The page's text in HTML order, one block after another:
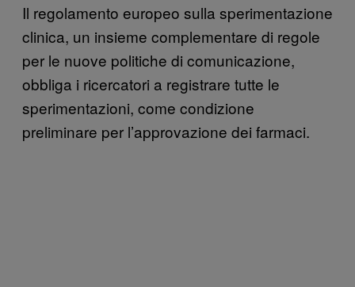
Il regolamento europeo sulla sperimentazione
clinica, un insieme complementare di regole
per le nuove politiche di comunicazione,
obbliga i ricercatori a registrare tutte le
sperimentazioni, come condizione
preliminare per l’approvazione dei farmaci.